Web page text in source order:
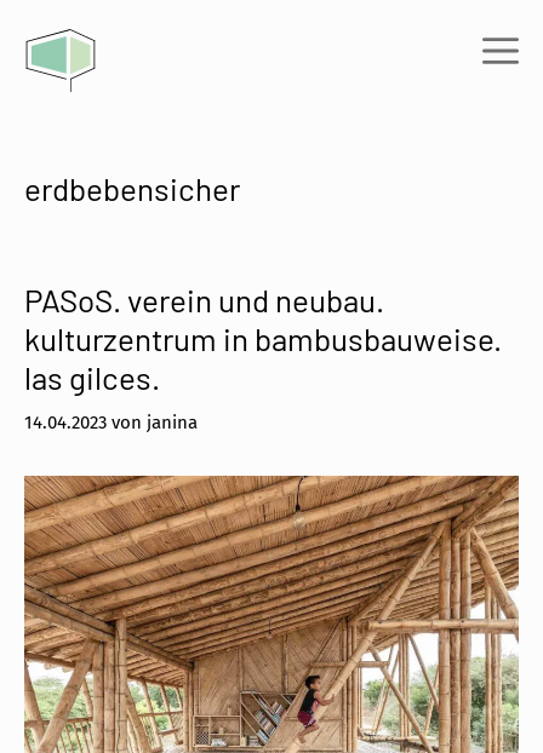
Inhalt
springen
erdbebensicher
PASoS. verein und neubau.
kulturzentrum in bambusbauweise.
las gilces.
14.04.2023 von janina